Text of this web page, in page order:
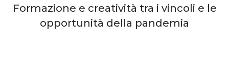
Formazione e creatività tra i vincoli e le
opportunità della pandemia